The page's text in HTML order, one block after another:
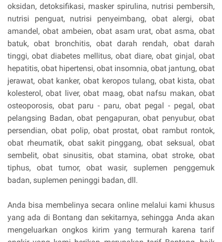
oksidan, detoksifikasi, masker spirulina, nutrisi pembersih,
nutrisi penguat, nutrisi penyeimbang, obat alergi, obat
amandel, obat ambeien, obat asam urat, obat asma, obat
batuk, obat bronchitis, obat darah rendah, obat darah
tinggi, obat diabetes mellitus, obat diare, obat ginjal, obat
hepatitis, obat hipertensi, obat insomnia, obat jantung, obat
jerawat, obat kanker, obat keropos tulang, obat kista, obat
kolesterol, obat liver, obat maag, obat nafsu makan, obat
osteoporosis, obat paru - paru, obat pegal - pegal, obat
pelangsing Badan, obat pengapuran, obat penyubur, obat
persendian, obat polip, obat prostat, obat rambut rontok,
obat rheumatik, obat sakit pinggang, obat seksual, obat
sembelit, obat sinusitis, obat stamina, obat stroke, obat
tiphus, obat tumor, obat wasir, suplemen penggemuk
badan, suplemen peninggi badan, dll.
Anda bisa membelinya secara online melalui kami khusus
yang ada di Bontang dan sekitarnya, sehingga Anda akan
mengeluarkan ongkos kirim yang termurah karena tarif